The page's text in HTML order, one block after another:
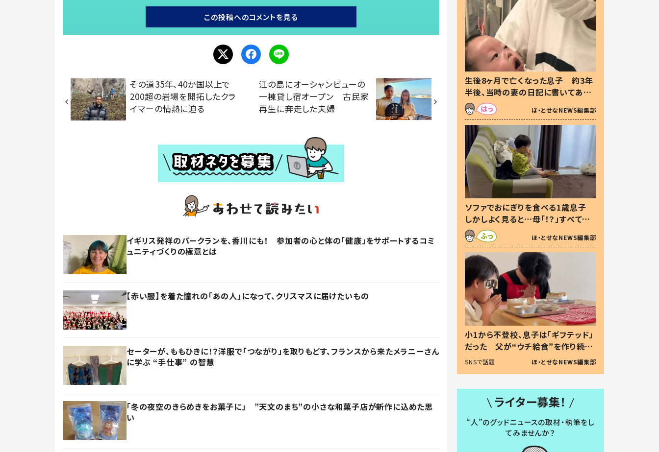
この投稿へのコメントを見る
その道35年、40か国以上で
200超の岩場を開拓したクラ
イマーの情熱に迫る
江の島にオーシャンビューの
一棟貸し宿オープン 古民家
再生に奔走した夫婦
イギリス発祥のパークランを、香川にも！ 参加者の心と体の「健康」をサポートするコミ
ュニティづくりの極意とは
【赤い服】を着た憧れの「あの人」になって、クリスマスに届けたいもの
セーターが、ももひきに！？洋服で「つながり」を取りもどす、フランスから来たメラニーさん
に学ぶ “手仕事” の智慧
「冬の夜空のきらめきをお菓子に」 ”天文のまち”の小さな和菓子店が新作に込めた思
い
生後8ヶ月で亡くなった息子 約3年
半後、当時の妻の日記に書いてあっ
た本音とは
ほ・とせなNEWS編集部
ソファでおにぎりを食べる1歳息子
しかしよく見ると…母「！？」すべてを
察した母の投稿に「可愛いから許
す！」「現行犯〜」
ほ・とせなNEWS編集部
小1から不登校、息子は「ギフテッド」
だった 父が“ウチ給食”を作り続け
る理由とは #令和の親 #令和の子
SNSで話題 ほ・とせなNEWS編集部
ライター募集！
“人”のグッドニュースの取材・執筆をし
てみませんか？